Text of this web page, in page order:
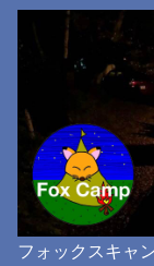
フォックスキャ